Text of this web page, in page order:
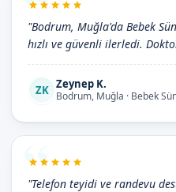
"Bodrum, Muğla'da Bebek
hızlı ve güvenli ilerledi.
ZK Zeynep K.
Bodrum, Muğla · Bebek
"Telefon teyidi ve randevu